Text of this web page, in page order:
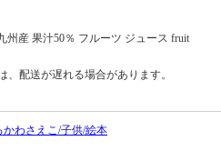
州産 果汁50％ フルーツ ジュース fruit
配送が遅れる場合があります。
わさえこ/子供/絵本